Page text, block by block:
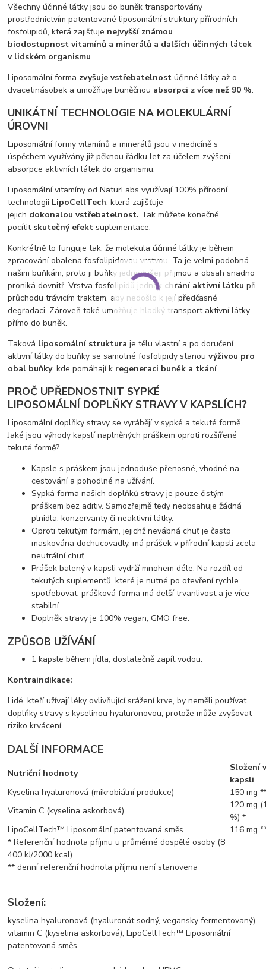
Všechny účinné látky jsou do buněk transportovány
prostřednictvím patentované liposomální struktury přírodních
fosfolipidů, která zajišťuje nejvyšší známou
biodostupnost vitamínů a minerálů a dalších účinných látek
v lidském organismu.
Liposomální forma zvyšuje vstřebatelnost účinné látky až o
dvacetinásobek a umožňuje buněčnou absorpci z více než 90 %.
UNIKÁTNÍ TECHNOLOGIE NA MOLEKULÁRNÍ
ÚROVNI
Liposomální formy vitamínů a minerálů jsou v medicíně s
úspěchem využívány již pěknou řádku let za účelem zvýšení
absorpce aktivních látek do organismu.
Liposomální vitamíny od NaturLabs využívají 100% přírodní
technologii LipoCellTech, která zajišťuje
jejich dokonalou vstřebatelnost. Tak můžete konečně
pocítit skutečný efekt suplementace.
Konkrétně to funguje tak, že molekula účinné látky je během
zpracování obalena fosfolipidovou vrstvou. Ta je velmi podobná
našim buňkám, proto ji buňky jednodušeji přijmou a obsah snadno
proniká dovnitř. Vrstva fosfolipidů jednak chrání aktivní látku při
průchodu trávicím traktem, aby nedošlo k její předčasné
degradaci. Zároveň také umožňuje hladký transport aktivní látky
přímo do buněk.
Taková liposomální struktura je tělu vlastní a po doručení
aktivní látky do buňky se samotné fosfolipidy stanouvýživou pro
obal buňky, kde pomáhají k regeneraci buněk a tkání.
PROČ UPŘEDNOSTNIT SYPKÉ
LIPOSOMÁLNÍ DOPLŇKY STRAVY V KAPSLÍCH?
Liposomální doplňky stravy se vyrábějí v sypké a tekuté formě.
Jaké jsou výhody kapslí naplněných práškem oproti rozšířené
tekuté formě?
Kapsle s práškem jsou jednoduše přenosné, vhodné na
cestování a pohodlné na užívání.
Sypká forma našich doplňků stravy je pouze čistým
práškem bez aditiv. Samozřejmě tedy neobsahuje žádná
plnidla, konzervanty či neaktivní látky.
Oproti tekutým formám, jejichž nevábná chuť je často
maskována dochucovadly, má prášek v přírodní kapsli zcela
neutrální chuť.
Prášek balený v kapsli vydrží mnohem déle. Na rozdíl od
tekutých suplementů, které je nutné po otevření rychle
spotřebovat, prášková forma má delší trvanlivost a je více
stabilní.
Doplněk stravy je 100% vegan, GMO free.
ZPŮSOB UŽÍVÁNÍ
1 kapsle během jídla, dostatečně zapít vodou.
Kontraindikace:
Lidé, kteří užívají léky ovlivňující srážení krve, by neměli používat
doplňky stravy s kyselinou hyaluronovou, protože může zvyšovat
riziko krvácení.
DALŠÍ INFORMACE
Nutriční hodnoty
Složení
kapsli
Kyselina hyaluronová (mikrobiální produkce)
150 mg
Vitamin C (kyselina askorbová)
120 mg
%) *
LipoCellTech™ Liposomální patentovaná směs
116 mg
* Referenční hodnota příjmu u průměrné dospělé osoby (8
400 kJ/2000 kcal)
** denní referenční hodnota příjmu není stanovena
Složení:
kyselina hyaluronová (hyaluronát sodný, vegansky fermentovaný),
vitamin C (kyselina askorbová), LipoCellTech™ Liposomální
patentovaná směs.